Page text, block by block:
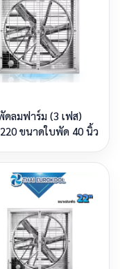
ดลมฟาร์ม (3 เฟส)
ขนาดใบพัด 40 นิ้ว